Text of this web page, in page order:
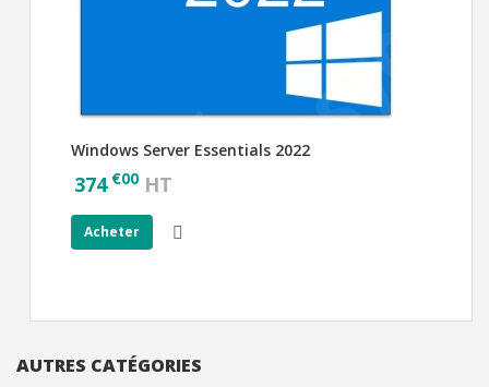
AUTRES CATÉGORIES
Windows Server Essentials 2022
374 €00 HT
Acheter